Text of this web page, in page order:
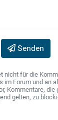
Senden
nicht für die
im Forum und an
Kommentare,
gelten, zu